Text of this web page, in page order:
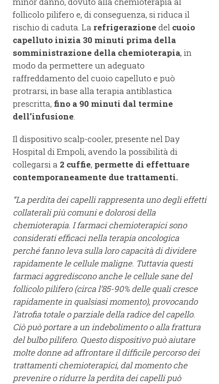
follicolo pilifero e, di conseguenza, si riduca il
rischio di caduta. La refrigerazione del cuoio
capelluto inizia 30 minuti prima della
somministrazione della chemioterapia, in
modo da permettere un adeguato
raffreddamento del cuoio capelluto e può
protrarsi, in base alla terapia antiblastica
prescritta, fino a 90 minuti dal termine
dell’infusione.
Il dispositivo scalp-cooler, presente nel Day
Hospital di Empoli, avendo la possibilità di
collegarsi a 2 cuffie, permette di effettuare
contemporaneamente due trattamenti.
“La perdita dei capelli rappresenta uno degli effetti
collaterali più comuni e dolorosi della
chemioterapia. I farmaci chemioterapici sono
considerati efficaci nella terapia oncologica
perché fanno leva sulla loro capacità di dividere
rapidamente le cellule maligne. Tuttavia questi
farmaci aggrediscono anche le cellule sane del
follicolo pilifero (circa l’85-90% delle quali cresce
rapidamente in qualsiasi momento), provocando
l’atrofia totale o parziale della radice del capello.
Ciò può portare a un indebolimento o alla frattura
del bulbo pilifero. Questo dispositivo può aiutare
molte donne ad affrontare il difficile percorso dei
trattamenti chemioterapici, dal momento che
prevenire o ridurre la perdita dei capelli può